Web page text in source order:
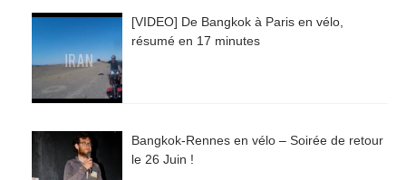
[VIDEO] De Bangkok à Paris en vélo,
résumé en 17 minutes
Bangkok-Rennes en vélo – Soirée de retour
le 26 Juin !